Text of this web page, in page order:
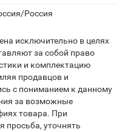
Россия
исключительно в целях
за собой право
и комплектацию
продавцов и
с пониманием к данному
за возможные
товара. При
просьба, уточнять